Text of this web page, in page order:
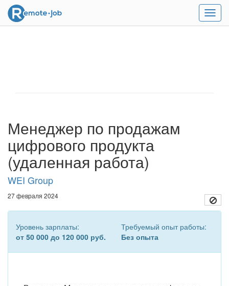
Меню
Менеджер по продажам
цифрового продукта
(удаленная работа)
WEI Group
27 февраля 2024
Уровень зарплаты:
от 50 000 до 120 000 руб.
Требуемый опыт работы:
Без опыта